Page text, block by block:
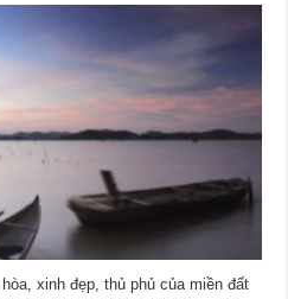
xinh đẹp, thủ phủ của miền đất